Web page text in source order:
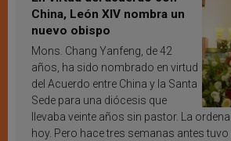
China, León XIV nombra un
nuevo obispo
Mons. Chang Yanfeng, de 42
años, ha sido nombrado en virtud
del Acuerdo entre China y la Santa
Sede para una diócesis que
llevaba veinte años sin pastor. La
hoy. Pero hace tres semanas antes tuvo